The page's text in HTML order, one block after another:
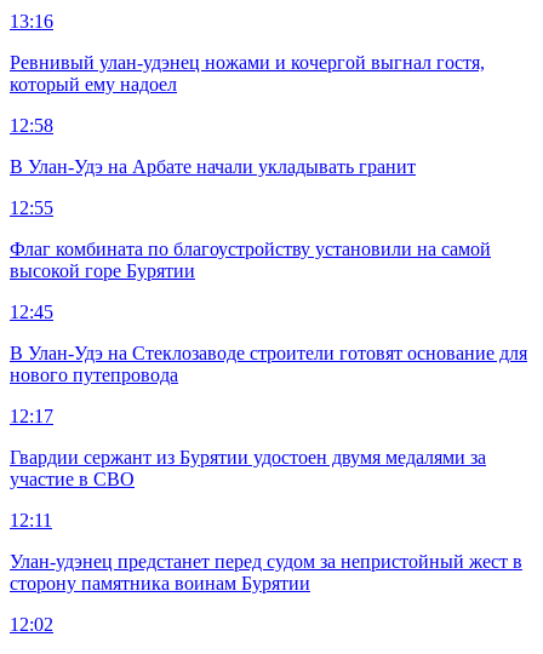
13:16
Ревнивый улан-удэнец ножами и кочергой выгнал гостя,
который ему надоел
12:58
В Улан-Удэ на Арбате начали укладывать гранит
12:55
Флаг комбината по благоустройству установили на самой
высокой горе Бурятии
12:45
В Улан-Удэ на Стеклозаводе строители готовят основание для
нового путепровода
12:17
Гвардии сержант из Бурятии удостоен двумя медалями за
участие в СВО
12:11
Улан-удэнец предстанет перед судом за непристойный жест в
сторону памятника воинам Бурятии
12:02